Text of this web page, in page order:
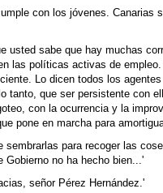
con los jóvenes.
usted sabe que hay muchas
las políticas activas de
Lo dicen todos los
tanto, que ser persistente con
con la ocurrencia y la
pone en marcha para
sembrarlas para recoger las
Gobierno no ha hecho bien...'
señor Pérez Hernández.'